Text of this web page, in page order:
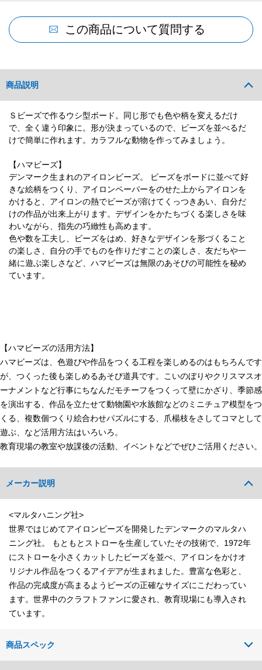
この商品について質問する
商品説明
Ｓビーズで作るウシ型ボード。同じ形でも色や柄を変えるだけ
で、全く違う印象に。形が決まっているので、ビーズを並べるだ
けで簡単に作れます。カラフルな動物を作ってみましょう。
【ハマビーズ】
デンマーク生まれのアイロンビーズ。 ビーズをボードに並べて好
きな絵柄をつくり、アイロンペーパーをのせた上からアイロンを
かけると、アイロンの熱でビーズが溶けてくっつきあい、自分だ
けの作品が出来上がります。デザインをかたちづくる楽しさを味
わいながら、指先の巧緻性も高めます。
色や数を工夫し、ビーズをはめ、好きなデザインを形づくること
の楽しさ、自分の手でものを作りだすことの楽しさ、友だちや一
緒に遊ぶ楽しさなど、ハマビーズは無限のあそびの可能性を秘め
ています。
【ハマビーズの活用方法】
ハマビーズは、色遊びや作品をつくる工程を楽しめるのはもちろんです
が、つくった後も楽しめるあそび道具です。こいのぼりやクリスマスオ
ーナメントなど行事にちなんだモチーフをつくって壁にかざり、季節感
を演出する、作品を立たせて動物園や水族館などのミニチュア模型をつ
くる、複数個つくり絵合わせパズルにする、爪楊枝をさしてコマとして
遊ぶ、など活用方法はいろいろ。
教育現場の教室や放課後の活動、イベントなどでぜひご活用ください。
メーカー説明
<マルタハニング社>
世界ではじめてアイロンビーズを開発したデンマークのマルタハ
ニング社。 もともとストローを生産していたその技術で、1972年
にストローを小さくカットしたビーズを並べ、アイロンをかけオ
リジナル作品をつくるアイデアが生まれました。豊富な色彩と、
作品の完成度が高まるようビーズの正確なサイズにこだわってい
ます。世界中のクラフトファンに愛され、教育現場にも導入され
ています。
商品スペック